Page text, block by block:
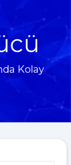
Kolay